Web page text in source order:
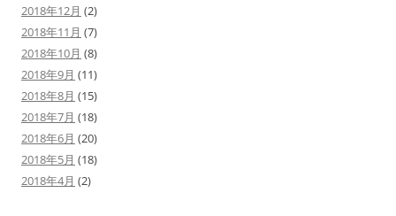
2018年12月 (2)
2018年11月 (7)
2018年10月 (8)
2018年9月 (11)
2018年8月 (15)
2018年7月 (18)
2018年6月 (20)
2018年5月 (18)
2018年4月 (2)